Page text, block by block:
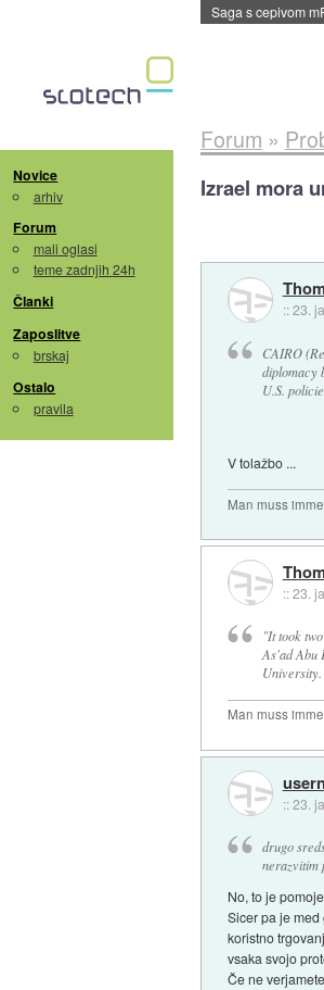
BMW v vozilih
Novice
arhiv
Forum
mali oglasi
teme zadnjih 24h
Članki
Zaposlitve
brskaj
Ostalo
pravila
Forum »
Izrael mora
::23.
CAIRO
diplomacy
U.S.
V tolažbo ...
Man muss
::23.
"It took
As'ad Abu
University.
Man muss
::23.
drugo
nerazvitim
No, to je
Sicer pa je
koristno
vsaka svojo
Če ne